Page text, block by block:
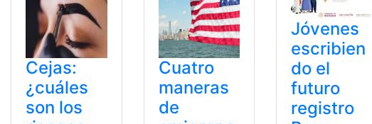
Cejas:
¿cuáles
son los
Cuatro
maneras
de
Jóvenes
escribien
do el
futuro
registro